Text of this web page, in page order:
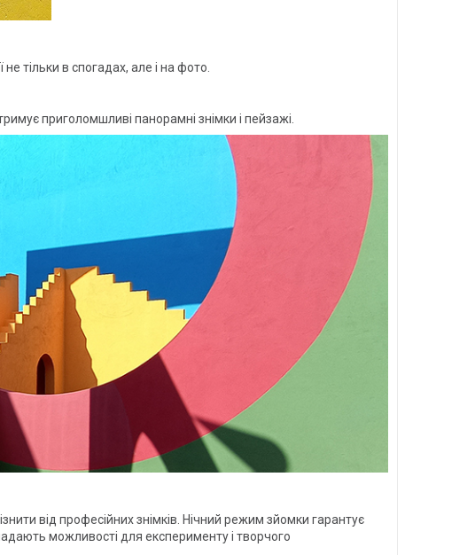
тільки в спогадах, але і на фото.
приголомшливі панорамні знімки і пейзажі.
від професійних знімків. Нічний режим зйомки гарантує
можливості для експерименту і творчого